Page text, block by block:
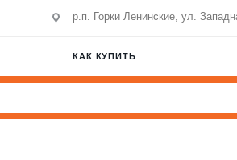
р.п. Горки Ленинские, ул.
КАК КУПИТЬ